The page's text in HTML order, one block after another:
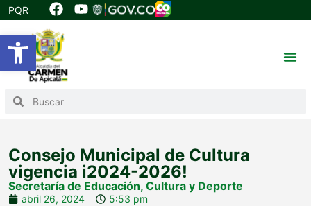
Abrir barra de herramientas
PQR
Consejo Municipal de Cultura
vigencia i2024-2026!
Secretaría de Educación, Cultura y Deporte
abril 26, 2024 5:53 pm